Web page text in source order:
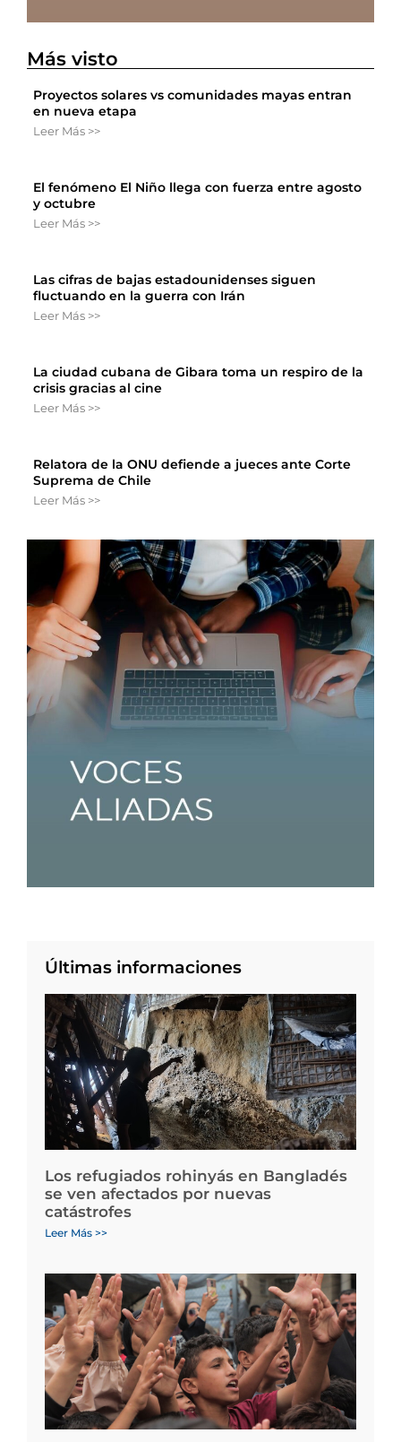
Más visto
Proyectos solares vs comunidades mayas entran
en nueva etapa
Leer Más >>
El fenómeno El Niño llega con fuerza entre agosto
y octubre
Leer Más >>
Las cifras de bajas estadounidenses siguen
fluctuando en la guerra con Irán
Leer Más >>
La ciudad cubana de Gibara toma un respiro de la
crisis gracias al cine
Leer Más >>
Relatora de la ONU defiende a jueces ante Corte
Suprema de Chile
Leer Más >>
Últimas informaciones
Los refugiados rohinyás en Bangladés
se ven afectados por nuevas
catástrofes
Leer Más >>